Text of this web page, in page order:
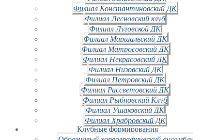
Филиал Константиновский ДК
Филиал Лесновский клуб
Филиал Луговской ДК
Филиал Маршальский ДК
Филиал Матросовский ДК
Филиал Некрасовский ДК
Филиал Низовский ДК
Филиал Петровский ДК
Филиал Рассветовский ДК
Филиал Рыбновский Клуб
Филиал Ушаковский ДК
Филиал Храбровский ДК
Клубные формирования